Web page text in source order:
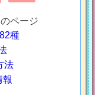
ページ
種
法
報